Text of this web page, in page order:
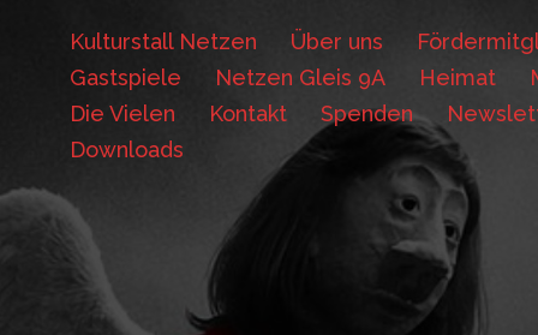
Kulturstall Netzen Über uns
Gastspiele
Netzen Gleis 9A Heimat
Die Vielen
Kontakt Spenden
Downloads